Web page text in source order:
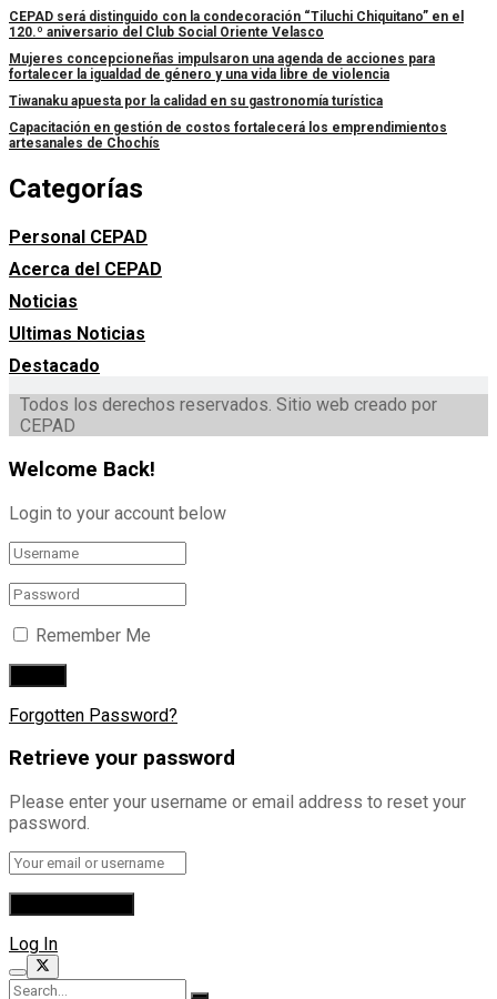
CEPAD será distinguido con la condecoración “Tiluchi Chiquitano” en el
120.º aniversario del Club Social Oriente Velasco
Mujeres concepcioneñas impulsaron una agenda de acciones para
fortalecer la igualdad de género y una vida libre de violencia
Tiwanaku apuesta por la calidad en su gastronomía turística
Capacitación en gestión de costos fortalecerá los emprendimientos
artesanales de Chochís
Categorías
Personal CEPAD
Acerca del CEPAD
Noticias
Ultimas Noticias
Destacado
Todos los derechos reservados. Sitio web creado por
CEPAD
Welcome Back!
Login to your account below
Remember Me
Forgotten Password?
Retrieve your password
Please enter your username or email address to reset your
password.
Log In